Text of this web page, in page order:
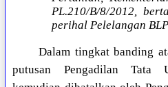
PL.210/B/8/2012,
perihal Pelelangan
Dalam tingkat banding
putusan Pengadilan Tata